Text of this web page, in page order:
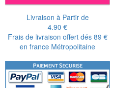
Livraison à Partir de
4.90 €
Frais de livraison offert dés 89 €
en france Métropolitaine